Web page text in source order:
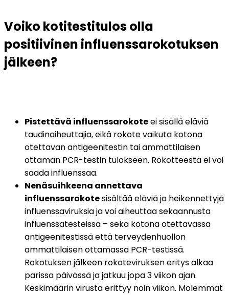
Voiko kotitestitulos olla
positiivinen influenssarokotuksen
jälkeen?
Pistettävä influenssarokote ei sisällä eläviä
taudinaiheuttajia, eikä rokote vaikuta kotona
otettavan antigeenitestin tai ammattilaisen
ottaman PCR-testin tulokseen. Rokotteesta ei voi
saada influenssaa.
Nenäsuihkeena annettava
influenssarokote sisältää eläviä ja heikennettyjä
influenssaviruksia ja voi aiheuttaa sekaannusta
influenssatesteissä – sekä kotona otettavassa
antigeenitestissä että terveydenhuollon
ammattilaisen ottamassa PCR-testissä.
Rokotuksen jälkeen rokoteviruksen eritys alkaa
parissa päivässä ja jatkuu jopa 3 viikon ajan.
Keskimäärin virusta erittyy noin viikon. Molemmat